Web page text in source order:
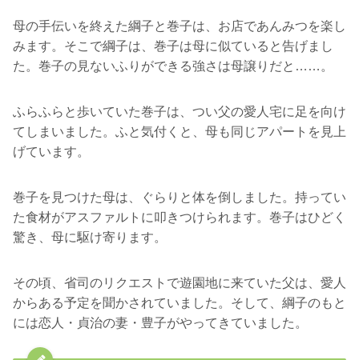
母の手伝いを終えた綱子と巻子は、お店であんみつを楽し
みます。そこで綱子は、巻子は母に似ていると告げまし
た。巻子の見ないふりができる強さは母譲りだと……。
ふらふらと歩いていた巻子は、つい父の愛人宅に足を向け
てしまいました。ふと気付くと、母も同じアパートを見上
げています。
巻子を見つけた母は、ぐらりと体を倒しました。持ってい
た食材がアスファルトに叩きつけられます。巻子はひどく
驚き、母に駆け寄ります。
その頃、省司のリクエストで遊園地に来ていた父は、愛人
からある予定を聞かされていました。そして、綱子のもと
には恋人・貞治の妻・豊子がやってきていました。